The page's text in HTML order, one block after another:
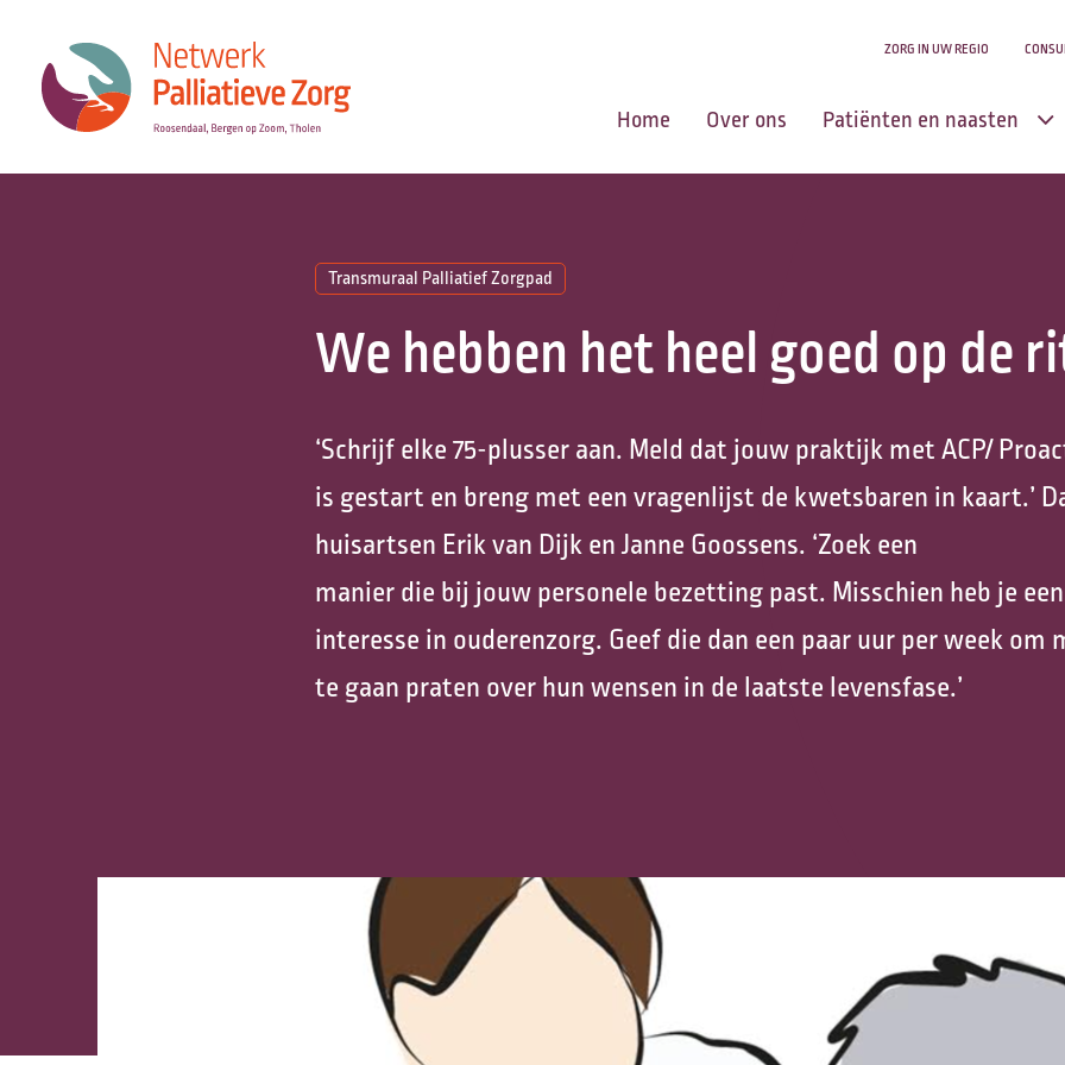
ZORG IN UW REGIO
Home Over ons Patiënten en naasten
levensvragen
Aanmelden u of uw
Zorg in uw regio
Nazorg
Vrijwilligers Palliatieve
Terminale Zorg
Transmuraal Palliatief Zorgpad
We hebben het heel goed op de
‘Schrijf elke 75-plusser aan. Meld dat jouw praktijk met ACP/
is gestart en breng met een vragenlijst de kwetsbaren in kaart.’
huisartsen Erik van Dijk en Janne Goossens. ‘Zoek een
manier die bij jouw personele bezetting past. Misschien heb je
interesse in ouderenzorg. Geef die dan een paar uur per week
te gaan praten over hun wensen in de laatste levensfase.’